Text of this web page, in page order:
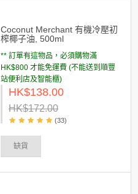
Coconut Merchant 有機冷壓初
榨椰子油, 500ml
** 訂單有這物品，必須購物滿
HK$800 才能免運費 (不能送到順豐
站便利店及智能櫃)
HK$138.00
HK$172.00
(33)
缺貨